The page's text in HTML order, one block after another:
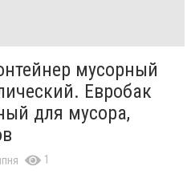
мусорный
Евробак
для мусора,
1